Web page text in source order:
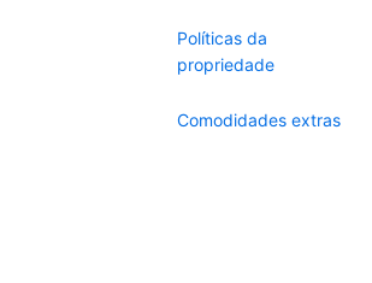
Políticas da
propriedade
Comodidades extras